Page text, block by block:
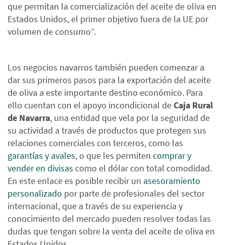
que permitan la comercialización del aceite de oliva en
Estados Unidos, el primer objetivo fuera de la UE por
volumen de consumo”.
Los negocios navarros también pueden comenzar a
dar sus primeros pasos para la exportación del aceite
de oliva a este importante destino económico. Para
ello cuentan con el apoyo incondicional deCaja Rural
de Navarra, una entidad que vela por la seguridad de
su actividad a través de productos que protegen sus
relaciones comerciales con terceros, como las
garantías y avales, o que les permiten comprar y
vender en divisas como el dólar con total comodidad.
En este enlace es posible recibir un asesoramiento
personalizado por parte de profesionales del sector
internacional, que a través de su experiencia y
conocimiento del mercado pueden resolver todas las
dudas que tengan sobre la venta del aceite de oliva en